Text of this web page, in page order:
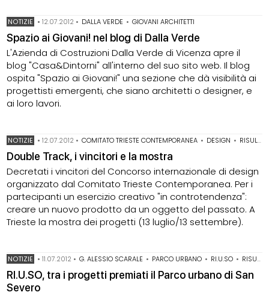
NOTIZIE •12.07.2012 • DALLA VERDE • GIOVANI ARCHITETTI
Spazio ai Giovani! nel blog di Dalla Verde
L'Azienda di Costruzioni Dalla Verde di Vicenza apre il
blog "Casa&Dintorni" all'interno del suo sito web. Il blog
ospita "Spazio ai Giovani!" una sezione che dà visibilità ai
progettisti emergenti, che siano architetti o designer, e
ai loro lavori.
NOTIZIE •12.07.2012 • COMITATO TRIESTE CONTEMPORANEA • DESIGN • RISULTATI CONCORSI DI DESIGN
Double Track, i vincitori e la mostra
Decretati i vincitori del Concorso internazionale di design
organizzato dal Comitato Trieste Contemporanea. Per i
partecipanti un esercizio creativo "in controtendenza":
creare un nuovo prodotto da un oggetto del passato. A
Trieste la mostra dei progetti (13 luglio/13 settembre).
NOTIZIE •11.07.2012 • G. ALESSIO SCARALE • PARCO URBANO • RI.U.SO • RISULTATI PREMI DI ARCHITETTURA
RI.U.SO, tra i progetti premiati il Parco urbano di San
Severo